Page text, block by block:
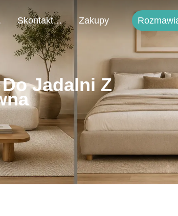
Skontaktuj Się Z Nami Zakupy
Jadalni Z